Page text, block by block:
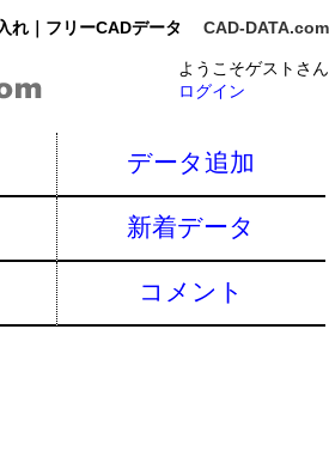
れ｜フリーCADデータ CAD-DATA.com
ようこそゲストさん
ログイン
データ追加
新着データ
コメント